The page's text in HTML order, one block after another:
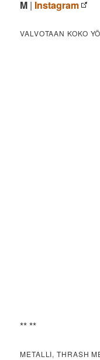
M | Instagram
VALVOTAAN KOKO YÖ
** **
METALLI, THRASH